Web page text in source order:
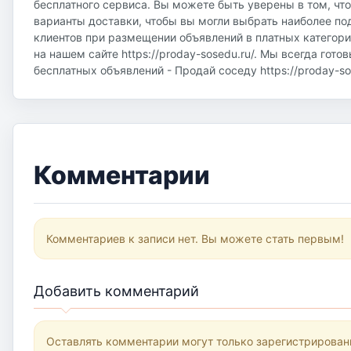
бесплатного сервиса. Вы можете быть уверены в том,
варианты доставки, чтобы вы могли выбрать наиболее
клиентов при размещении объявлений в платных
на нашем сайте https://proday-sosedu.ru/. Мы всегда
бесплатных объявлений - Продай соседу https://proday-
Комментарии
Комментариев к записи нет. Вы можете стать первым!
Добавить комментарий
Оставлять комментарии могут только